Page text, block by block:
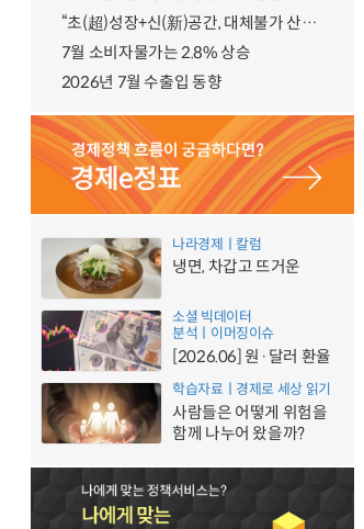
“초(超)성장+신(新)공간, 대체불가 산업강국”
7월 소비자물가는 2.8% 상승
2026년 7월 수출입 동향
나라경제ㅣ칼럼
냉면, 차갑고 뜨거운
소셜 빅데이터
분석ㅣ이머징이슈
[2026.06] 원·달러 환율
학습자료ㅣ경제로 세상 읽기
사람들은 어떻게 위험을
함께 나누어 왔을까?